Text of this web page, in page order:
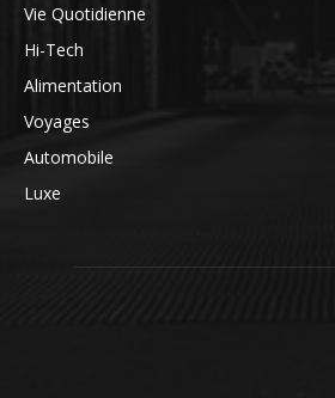
Vie Quotidienne
Hi-Tech
Alimentation
Voyages
Automobile
Luxe